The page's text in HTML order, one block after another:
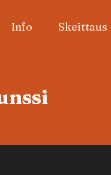
Info Skeittaus